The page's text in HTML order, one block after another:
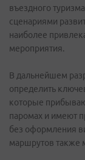
въездного
сценариями
наиболее
мероприятия.
В дальнейшем
определить
которые
паромах и имеют
без оформления
маршрутов также